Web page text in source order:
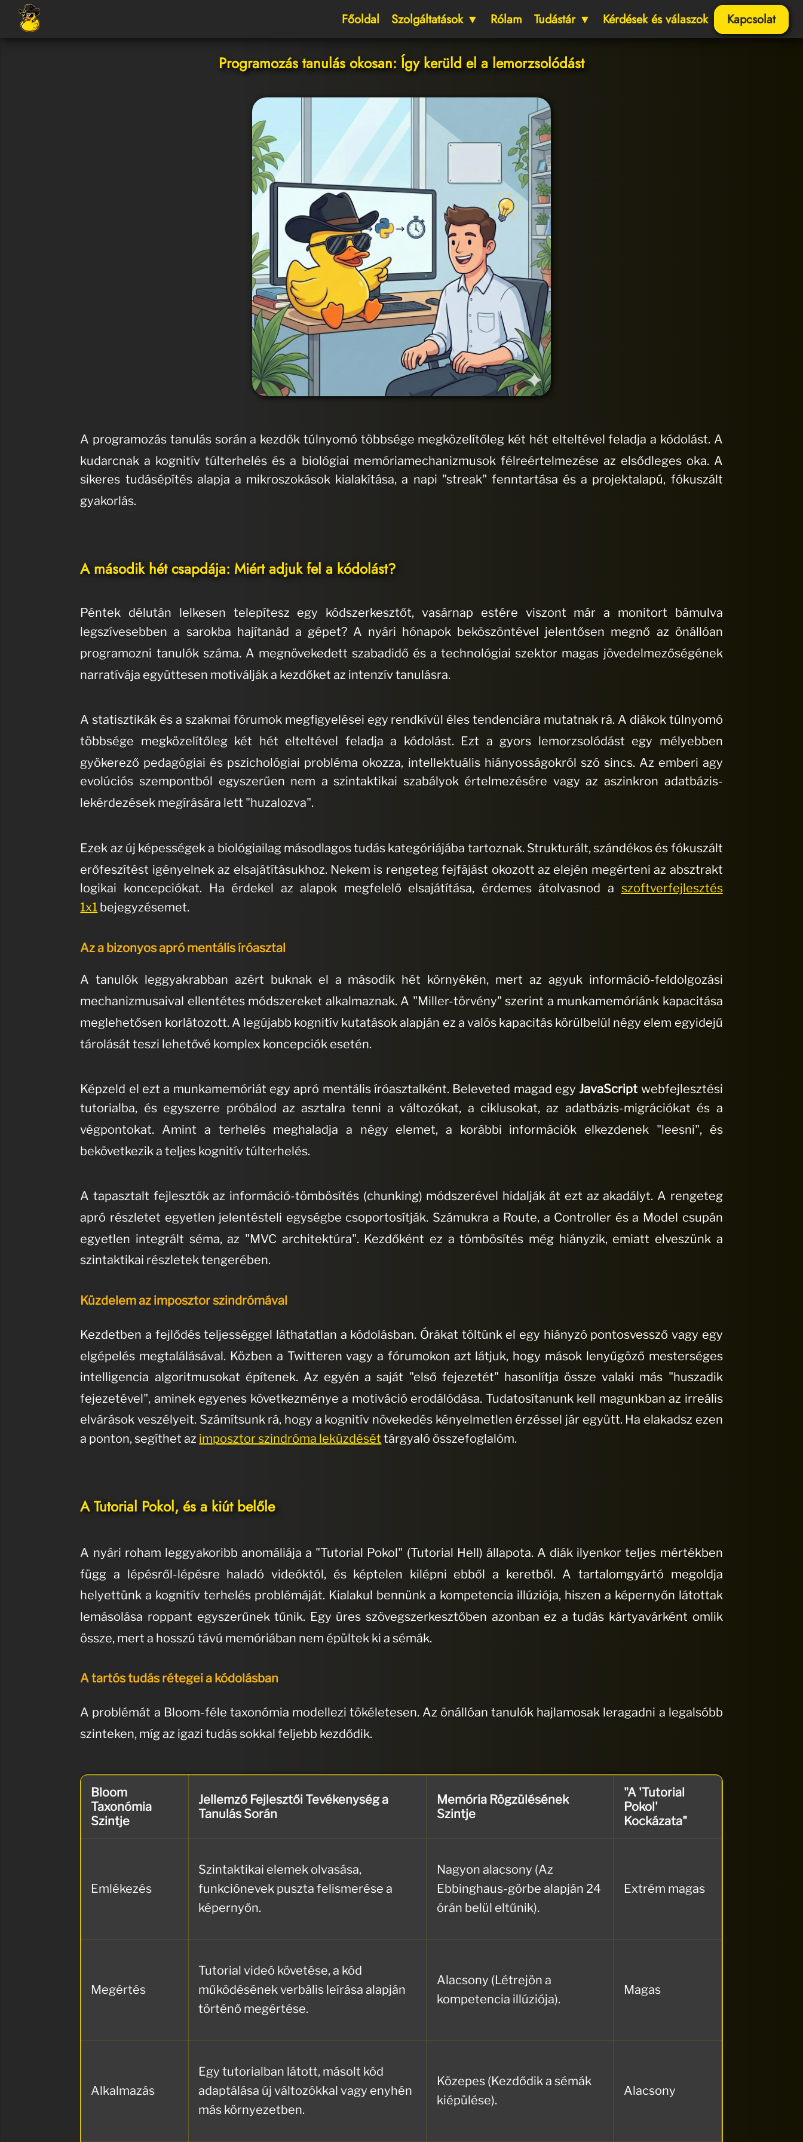
Főoldal Szolgáltatások ▼ Rólam Tudástár ▼ Kérdések és válaszok Kapcsolat
Programozás tanulás okosan: Így kerüld el a lemorzsolódást
A programozás tanulás során a kezdők túlnyomó többsége megközelítőleg két hét elteltével feladja a kódolást. A
kudarcnak a kognitív túlterhelés és a biológiai memóriamechanizmusok félreértelmezése az elsődleges oka. A
sikeres tudásépítés alapja a mikroszokások kialakítása, a napi "streak" fenntartása és a projektalapú, fókuszált
gyakorlás.
A második hét csapdája: Miért adjuk fel a kódolást?
Péntek délután lelkesen telepítesz egy kódszerkesztőt, vasárnap estére viszont már a monitort bámulva
legszívesebben a sarokba hajítanád a gépet? A nyári hónapok beköszöntével jelentősen megnő az önállóan
programozni tanulók száma. A megnövekedett szabadidő és a technológiai szektor magas jövedelmezőségének
narratívája együttesen motiválják a kezdőket az intenzív tanulásra.
A statisztikák és a szakmai fórumok megfigyelései egy rendkívül éles tendenciára mutatnak rá. A diákok túlnyomó
többsége megközelítőleg két hét elteltével feladja a kódolást. Ezt a gyors lemorzsolódást egy mélyebben
gyökerező pedagógiai és pszichológiai probléma okozza, intellektuális hiányosságokról szó sincs. Az emberi agy
evolúciós szempontból egyszerűen nem a szintaktikai szabályok értelmezésére vagy az aszinkron adatbázis-
lekérdezések megírására lett "huzalozva".
Ezek az új képességek a biológiailag másodlagos tudás kategóriájába tartoznak. Strukturált, szándékos és fókuszált
erőfeszítést igényelnek az elsajátításukhoz. Nekem is rengeteg fejfájást okozott az elején megérteni az absztrakt
logikai koncepciókat. Ha érdekel az alapok megfelelő elsajátítása, érdemes átolvasnod a szoftverfejlesztés
1x1 bejegyzésemet.
Az a bizonyos apró mentális íróasztal
A tanulók leggyakrabban azért buknak el a második hét környékén, mert az agyuk információ-feldolgozási
mechanizmusaival ellentétes módszereket alkalmaznak. A "Miller-törvény" szerint a munkamemóriánk kapacitása
meglehetősen korlátozott. A legújabb kognitív kutatások alapján ez a valós kapacitás körülbelül négy elem egyidejű
tárolását teszi lehetővé komplex koncepciók esetén.
Képzeld el ezt a munkamemóriát egy apró mentális íróasztalként. Beleveted magad egy JavaScript webfejlesztési
tutorialba, és egyszerre próbálod az asztalra tenni a változókat, a ciklusokat, az adatbázis-migrációkat és a
végpontokat. Amint a terhelés meghaladja a négy elemet, a korábbi információk elkezdenek "leesni", és
bekövetkezik a teljes kognitív túlterhelés.
A tapasztalt fejlesztők az információ-tömbösítés (chunking) módszerével hidalják át ezt az akadályt. A rengeteg
apró részletet egyetlen jelentésteli egységbe csoportosítják. Számukra a Route, a Controller és a Model csupán
egyetlen integrált séma, az "MVC architektúra". Kezdőként ez a tömbösítés még hiányzik, emiatt elveszünk a
szintaktikai részletek tengerében.
Küzdelem az imposztor szindrómával
Kezdetben a fejlődés teljességgel láthatatlan a kódolásban. Órákat töltünk el egy hiányzó pontosvessző vagy egy
elgépelés megtalálásával. Közben a Twitteren vagy a fórumokon azt látjuk, hogy mások lenyűgöző mesterséges
intelligencia algoritmusokat építenek. Az egyén a saját "első fejezetét" hasonlítja össze valaki más "huszadik
fejezetével", aminek egyenes következménye a motiváció erodálódása. Tudatosítanunk kell magunkban az irreális
elvárások veszélyeit. Számítsunk rá, hogy a kognitív növekedés kényelmetlen érzéssel jár együtt. Ha elakadsz ezen
a ponton, segíthet az imposztor szindróma leküzdését tárgyaló összefoglalóm.
A Tutorial Pokol, és a kiút belőle
A nyári roham leggyakoribb anomáliája a "Tutorial Pokol" (Tutorial Hell) állapota. A diák ilyenkor teljes mértékben
függ a lépésről-lépésre haladó videóktól, és képtelen kilépni ebből a keretből. A tartalomgyártó megoldja
helyettünk a kognitív terhelés problémáját. Kialakul bennünk a kompetencia illúziója, hiszen a képernyőn látottak
lemásolása roppant egyszerűnek tűnik. Egy üres szövegszerkesztőben azonban ez a tudás kártyavárként omlik
össze, mert a hosszú távú memóriában nem épültek ki a sémák.
A tartós tudás rétegei a kódolásban
A problémát a Bloom-féle taxonómia modellezi tökéletesen. Az önállóan tanulók hajlamosak leragadni a legalsóbb
szinteken, míg az igazi tudás sokkal feljebb kezdődik.
Bloom
Taxonómia
Szintje
Jellemző Fejlesztői Tevékenység a
Tanulás Során
Memória Rögzülésének
Szintje
"A 'Tutorial
Pokol'
Kockázata"
Emlékezés
Szintaktikai elemek olvasása,
funkciónevek puszta felismerése a
képernyőn.
Nagyon alacsony (Az
Ebbinghaus-görbe alapján 24
órán belül eltűnik).
Extrém magas
Megértés
Tutorial videó követése, a kód
működésének verbális leírása alapján
történő megértése.
Alacsony (Létrejön a
kompetencia illúziója).
Magas
Alkalmazás
Egy tutorialban látott, másolt kód
adaptálása új változókkal vagy enyhén
más környezetben.
Közepes (Kezdődik a sémák
kiépülése).
Alacsony